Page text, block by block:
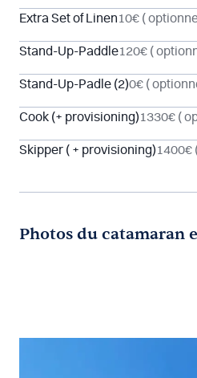
Extra Set of Linen10€ (
Stand-Up-Paddle120€ (
Stand-Up-Padle (2)0€ (
Cook (+ provisioning)1330€ (
Skipper ( + provisioning)1400€
Photos du catamaran